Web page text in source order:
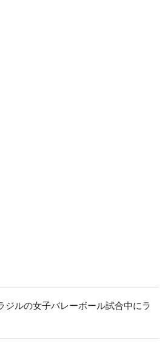
ジルの女子バレーボール試合中にラ